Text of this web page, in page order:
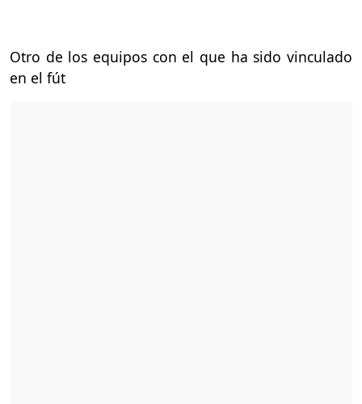
Otro de los equipos con el que ha sido vinculado
en el fút